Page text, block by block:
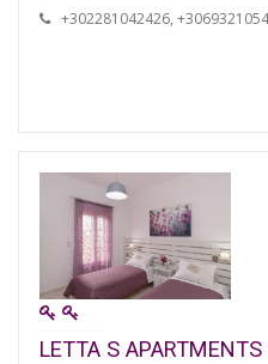
+302281042426,
LETTA S APARTMENTS